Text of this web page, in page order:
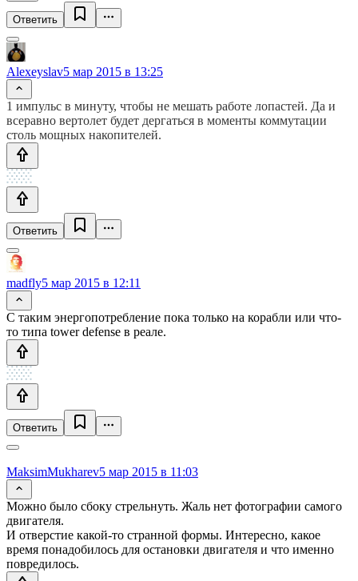
Ответить
Alexeyslav5 мар 2015 в 13:25
1 импульс в минуту, чтобы не мешать работе лопастей. Да и
всеравно вертолет будет дергаться в моменты коммутации
столь мощных накопителей.
Ответить
madfly5 мар 2015 в 12:11
С таким энергопотребление пока только на корабли или что-
то типа tower defense в реале.
Ответить
MaksimMukharev5 мар 2015 в 11:03
Можно было сбоку стрельнуть. Жаль нет фотографии самого
двигателя.
И отверстие какой-то странной формы. Интересно, какое
время понадобилось для остановки двигателя и что именно
повредилось.